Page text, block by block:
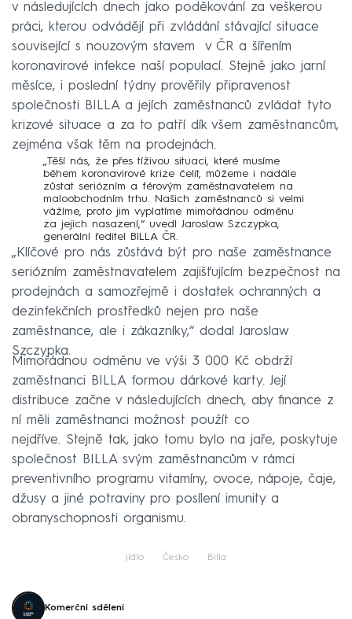
v následujících dnech jako poděkování za veškerou
práci, kterou odvádějí při zvládání stávající situace
související s nouzovým stavem v ČR a šířením
koronavirové infekce naší populací. Stejně jako jarní
měsíce, i poslední týdny prověřily připravenost
společnosti BILLA a jejích zaměstnanců zvládat tyto
krizové situace a za to patří dík všem zaměstnancům,
zejména však těm na prodejnách.
„Těší nás, že přes tíživou situaci, které musíme
během koronavirové krize čelit, můžeme i nadále
zůstat seriózním a férovým zaměstnavatelem na
maloobchodním trhu. Našich zaměstnanců si velmi
vážíme, proto jim vyplatíme mimořádnou odměnu
za jejich nasazení,“ uvedl Jaroslaw Szczypka,
generální ředitel BILLA ČR.
„Klíčové pro nás zůstává být pro naše zaměstnance
seriózním zaměstnavatelem zajišťujícím bezpečnost na
prodejnách a samozřejmě i dostatek ochranných a
dezinfekčních prostředků nejen pro naše
zaměstnance, ale i zákazníky,“ dodal Jaroslaw
Szczypka.
Mimořádnou odměnu ve výši 3 000 Kč obdrží
zaměstnanci BILLA formou dárkové karty. Její
distribuce začne v následujících dnech, aby finance z
ní měli zaměstnanci možnost použít co
nejdříve. Stejně tak, jako tomu bylo na jaře, poskytuje
společnost BILLA svým zaměstnancům v rámci
preventivního programu vitamíny, ovoce, nápoje, čaje,
džusy a jiné potraviny pro posílení imunity a
obranyschopnosti organismu.
jídlo Česko Billa
Komerční sdělení